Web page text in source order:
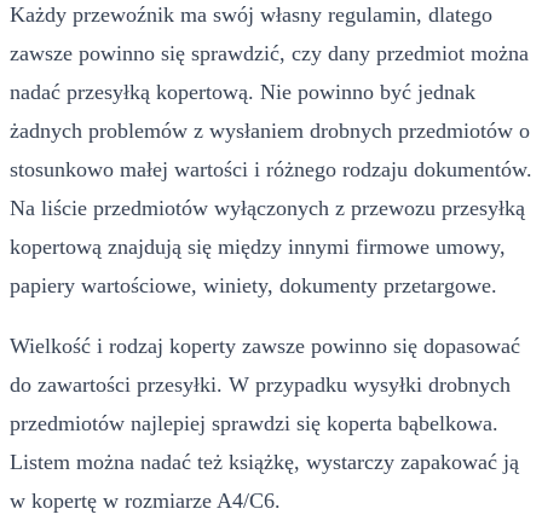
Każdy przewoźnik ma swój własny regulamin, dlatego
zawsze powinno się sprawdzić, czy dany przedmiot można
nadać przesyłką kopertową. Nie powinno być jednak
żadnych problemów z wysłaniem drobnych przedmiotów o
stosunkowo małej wartości i różnego rodzaju dokumentów.
Na liście przedmiotów wyłączonych z przewozu przesyłką
kopertową znajdują się między innymi firmowe umowy,
papiery wartościowe, winiety, dokumenty przetargowe.
Wielkość i rodzaj koperty zawsze powinno się dopasować
do zawartości przesyłki. W przypadku wysyłki drobnych
przedmiotów najlepiej sprawdzi się koperta bąbelkowa.
Listem można nadać też książkę, wystarczy zapakować ją
w kopertę w rozmiarze A4/C6.